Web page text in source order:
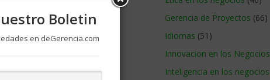
Gerencia de Proyectos (66)
Idiomas (51)
Innovacion en los Negocios
Inteligencia en los negocios
Boletin
en deGerencia.com